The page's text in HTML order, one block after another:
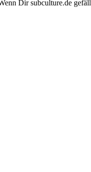
Dir subculture.de